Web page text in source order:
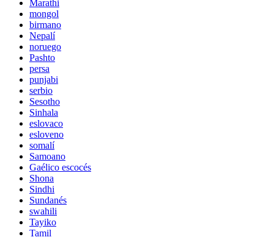
Marathi
mongol
birmano
Nepalí
noruego
Pashto
persa
punjabi
serbio
Sesotho
Sinhala
eslovaco
esloveno
somalí
Samoano
Gaélico escocés
Shona
Sindhi
Sundanés
swahili
Tayiko
Tamil